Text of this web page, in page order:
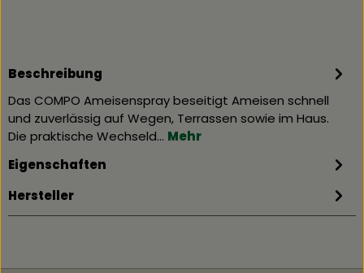
Beschreibung
Das COMPO Ameisenspray beseitigt Ameisen schnell
und zuverlässig auf Wegen, Terrassen sowie im Haus.
Die praktische Wechseld… Mehr
Eigenschaften
Hersteller